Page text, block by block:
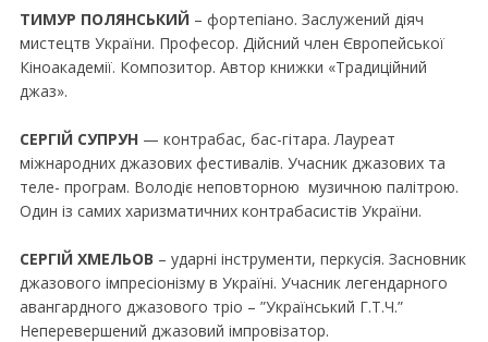
ТИМУР ПОЛЯНСЬКИЙ– фортепіано. Заслужений діяч
мистецтв України. Професор. Дійсний член Європейської
Кіноакадемії. Композитор. Автор книжки «Традиційний
джаз».
СЕРГІЙ СУПРУН— контрабас, бас-гітара. Лауреат
міжнародних джазових фестивалів. Учасник джазових та
теле- програм. Володіє неповторною музичною палітрою.
Один із самих харизматичних контрабасистів України.
СЕРГІЙ ХМЕЛЬОВ – ударні інструменти, перкусія. Засновник
джазового імпресіонізму в Україні. Учасник легендарного
авангардного джазового тріо – ”Український Г.Т.Ч.”
Неперевершений джазовий імпровізатор.